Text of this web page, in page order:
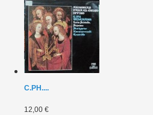
C.PH....
12,00 €